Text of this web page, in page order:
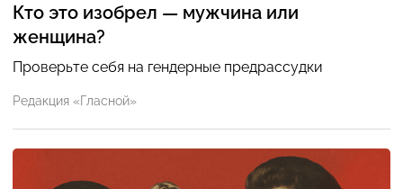
Кто это изобрел — мужчина или
женщина?
Проверьте себя на гендерные предрассудки
Редакция «Гласной»